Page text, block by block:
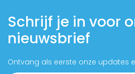
Schrijf je in voor
nieuwsbrief
Ontvang als eerste onze updates